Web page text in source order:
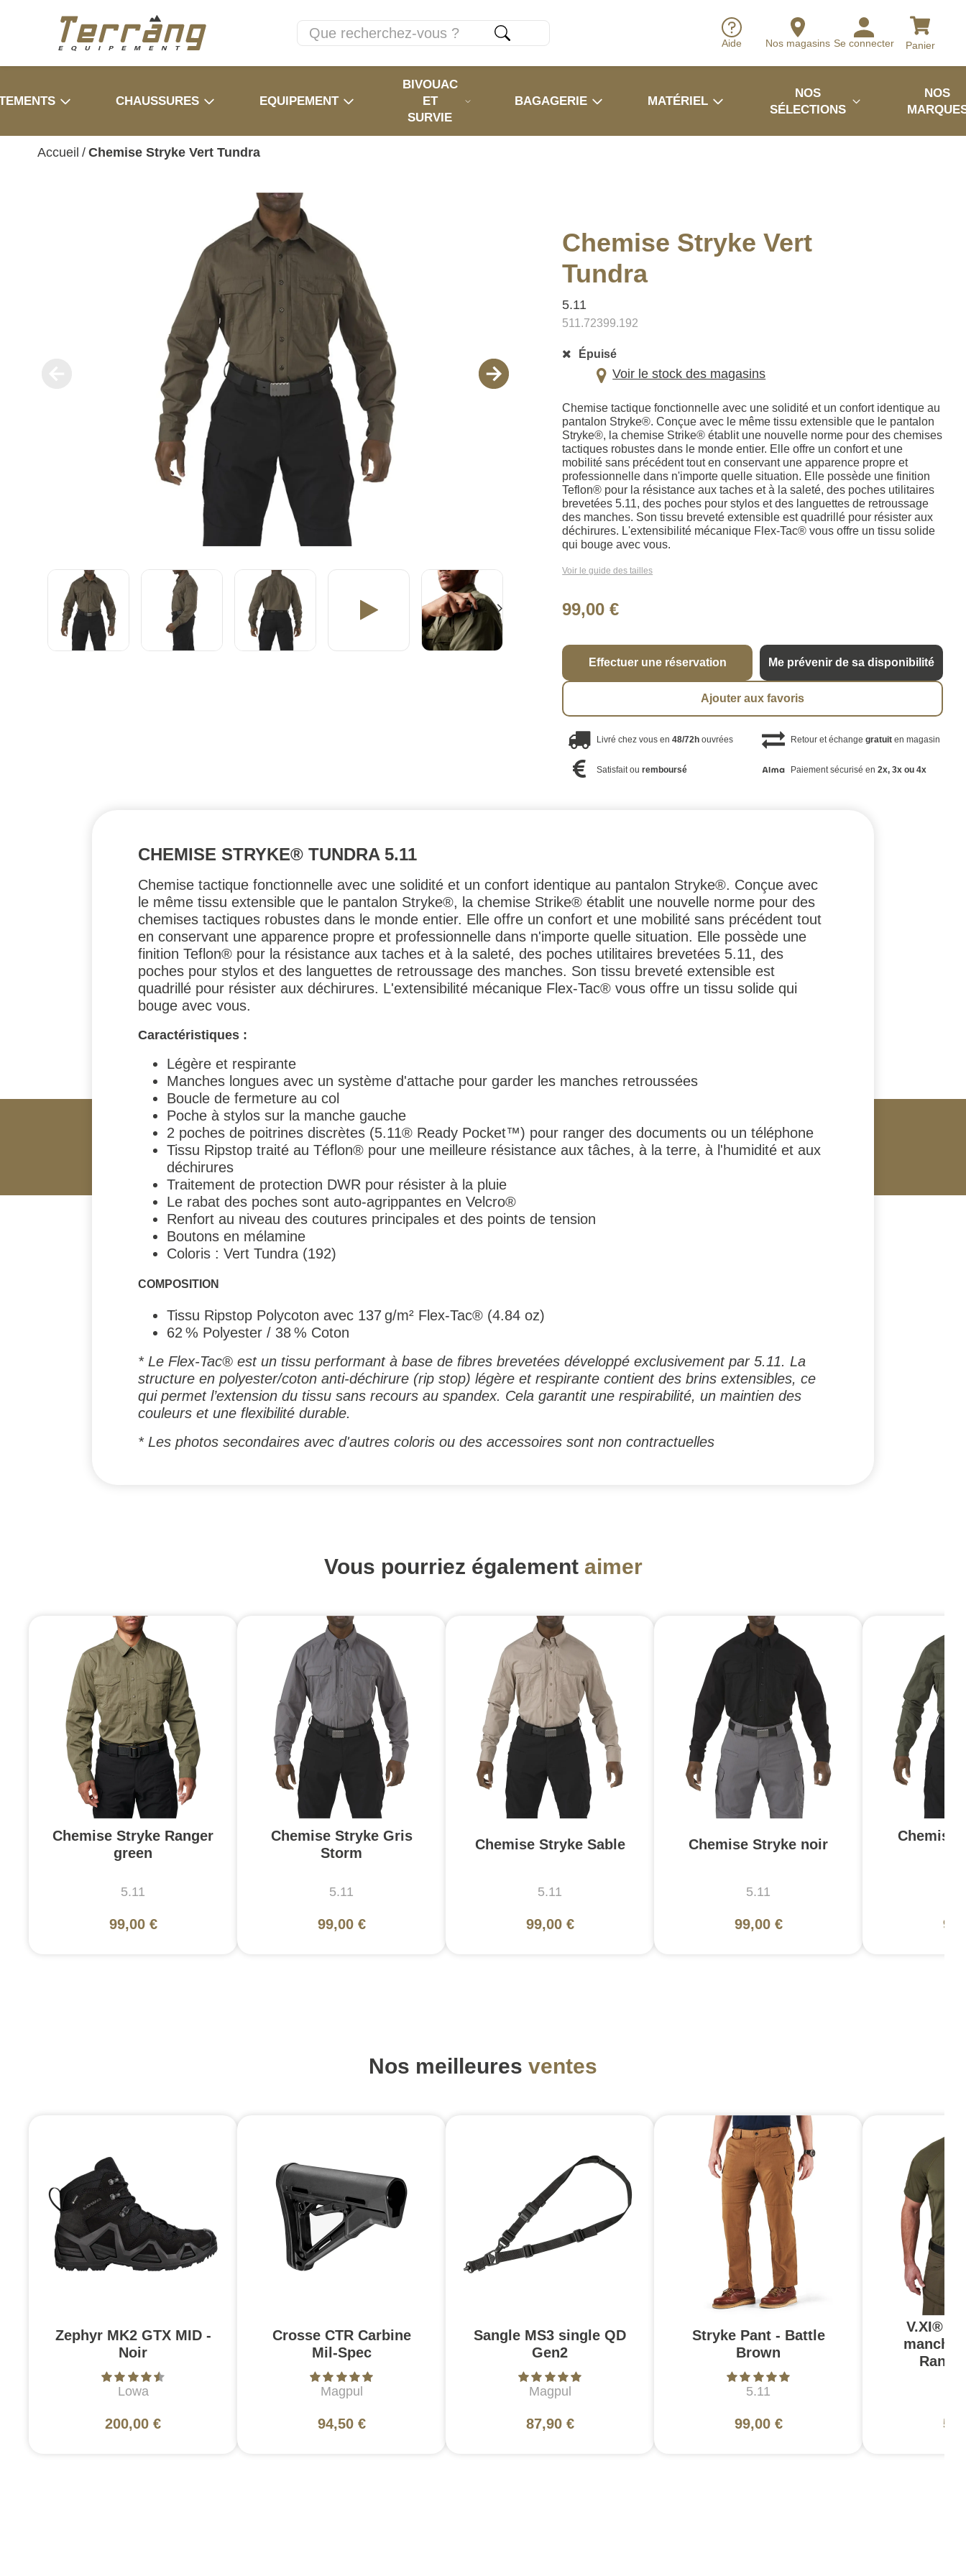
Aide Nos magasins Se connecter Panier
CHAUSSURES EQUIPEMENT
BIVOUAC
ET
SURVIE
BAGAGERIE MATÉRIEL
NOS
SÉLECTIONS
NOS
Accueil / Chemise Stryke Vert Tundra
Chemise Stryke Vert
Tundra
5.11
511.72399.192
Épuisé
Voir le stock des magasins
Chemise tactique fonctionnelle avec une solidité et un confort identique au
pantalon Stryke®. Conçue avec le même tissu extensible que le pantalon
Stryke®, la chemise Strike® établit une nouvelle norme pour des chemises
tactiques robustes dans le monde entier. Elle offre un confort et une
mobilité sans précédent tout en conservant une apparence propre et
professionnelle dans n'importe quelle situation. Elle possède une finition
Teflon® pour la résistance aux taches et à la saleté, des poches utilitaires
brevetées 5.11, des poches pour stylos et des languettes de retroussage
des manches. Son tissu breveté extensible est quadrillé pour résister aux
déchirures. L'extensibilité mécanique Flex-Tac® vous offre un tissu solide
qui bouge avec vous.
Voir le guide des tailles
99,00 €
Effectuer une réservation Me prévenir de sa disponibilité
Ajouter aux favoris
Livré chez vous en48/72h ouvrées Retour et échange gratuiten magasin
Satisfait ouremboursé Paiement sécurisé en 2x, 3x ou 4x
CHEMISE STRYKE® TUNDRA 5.11
Chemise tactique fonctionnelle avec une solidité et un confort identique au pantalon Stryke®. Conçue avec
le même tissu extensible que le pantalon Stryke®, la chemise Strike® établit une nouvelle norme pour des
chemises tactiques robustes dans le monde entier. Elle offre un confort et une mobilité sans précédent tout
en conservant une apparence propre et professionnelle dans n'importe quelle situation. Elle possède une
finition Teflon® pour la résistance aux taches et à la saleté, des poches utilitaires brevetées 5.11, des
poches pour stylos et des languettes de retroussage des manches. Son tissu breveté extensible est
quadrillé pour résister aux déchirures. L'extensibilité mécanique Flex-Tac® vous offre un tissu solide qui
bouge avec vous.
Caractéristiques :
Légère et respirante
Manches longues avec un système d'attache pour garder les manches retroussées
Boucle de fermeture au col
Poche à stylos sur la manche gauche
2 poches de poitrines discrètes (5.11® Ready Pocket™) pour ranger des documents ou un téléphone
Tissu Ripstop traité au Téflon® pour une meilleure résistance aux tâches, à la terre, à l'humidité et aux
déchirures
Traitement de protection DWR pour résister à la pluie
Le rabat des poches sont auto-agrippantes en Velcro®
Renfort au niveau des coutures principales et des points de tension
Boutons en mélamine
Coloris : Vert Tundra (192)
COMPOSITION
Tissu Ripstop Polycoton avec 137 g/m² Flex-Tac® (4.84 oz)
62 % Polyester / 38 % Coton
* Le Flex-Tac® est un tissu performant à base de fibres brevetées développé exclusivement par 5.11. La
structure en polyester/coton anti-déchirure (rip stop) légère et respirante contient des brins extensibles, ce
qui permet l’extension du tissu sans recours au spandex. Cela garantit une respirabilité, un maintien des
couleurs et une flexibilité durable.
* Les photos secondaires avec d'autres coloris ou des accessoires sont non contractuelles
Vous pourriez également aimer
Chemise Stryke Ranger
green
5.11
99,00 €
Chemise Stryke Gris
Storm
5.11
99,00 €
Chemise Stryke Sable
5.11
99,00 €
Chemise Stryke noir
5.11
99,00 €
Chemise
Nos meilleures ventes
Zephyr MK2 GTX MID -
Noir
Lowa
200,00 €
Crosse CTR Carbine
Mil-Spec
Magpul
94,50 €
Sangle MS3 single QD
Gen2
Magpul
87,90 €
Stryke Pant - Battle
Brown
5.11
99,00 €
V.XI®